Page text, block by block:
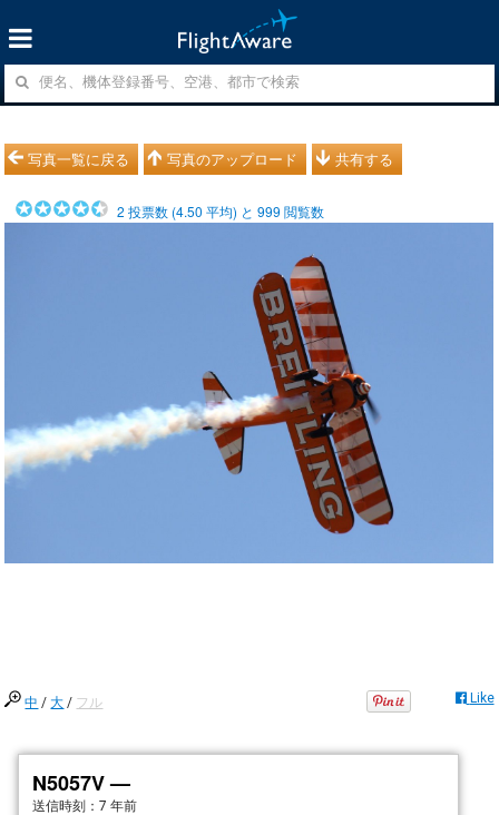
写真一覧に戻る 写真のアップロード 共有する
2 投票数 (4.50 平均) と999 閲覧数
中 /大 / フル Like
N5057V —
送信時刻：7 年前